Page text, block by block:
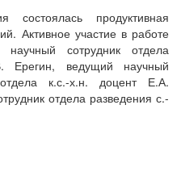
состоялась продуктивная
Активное участие в работе
сотрудник отдела
Ерегин, ведущий научный
отдела к.с.-х.н. доцент Е.А.
отдела разведения с.-